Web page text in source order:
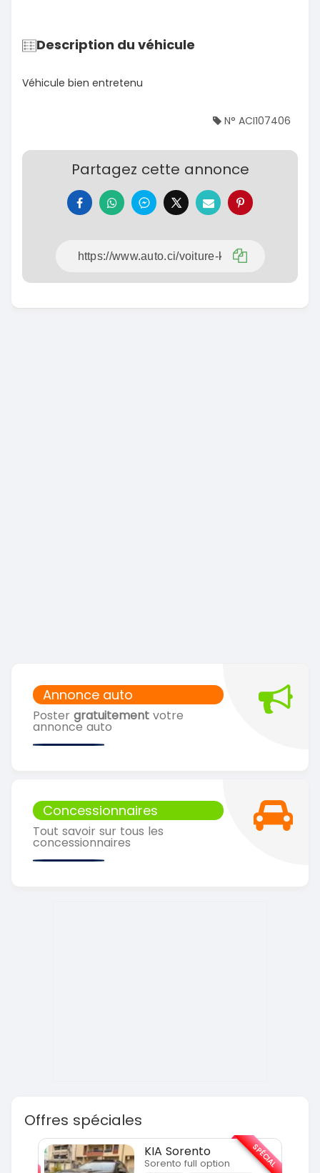
Annonce auto
Poster gratuitement votre
annonce auto
Concessionnaires
Tout savoir sur tous les
concessionnaires
Offres spéciales
KIA Sorento
Sorento full option SPÉCIAL
Description du véhicule
Véhicule bien entretenu
N° ACI107406
Partagez cette annonce